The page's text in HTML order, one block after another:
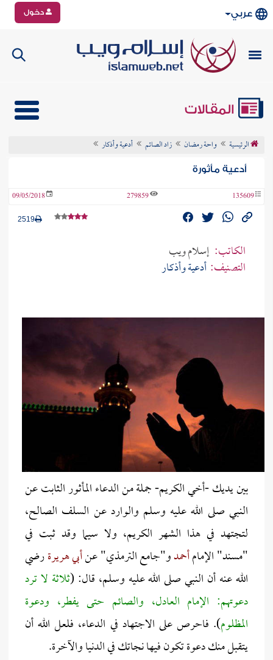
عربي دخول
المقالات
الرئيسية واحة رمضان زاد الصائم أدعية وأذكار
أدعية مأثورة
135609
279859
09/05/2018
2519
الكاتب: إسلام ويب
التصنيف:أدعية وأذكار
بين يديك -أخي الكريم- جملة من الدعاء المأثور الثابت عن
النبي صلى الله عليه وسلم والوارد عن السلف الصالح،
لتجتهد في هذا الشهر الكريم، ولا سيما وقد ثبت في
"مسند" الإمامأحمدو"جامع الترمذي" عنأبي هريرةرضي
الله عنه أن النبي صلى الله عليه وسلم، قال: (ثلاثة لا ترد
دعوتهم: الإمام العادل، والصائم حتى يفطر، ودعوة
المظلوم). فاحرص على الاجتهاد في الدعاء، فلعل الله أن
يتقبل منك دعوة تكون فيها نجاتك في الدنيا والآخرة.